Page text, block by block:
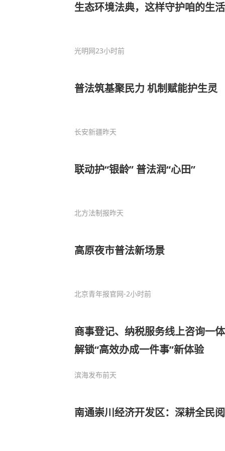
生态环境法典，这样守护咱的生活
光明网23小时前
普法筑基聚民力 机制赋能护生灵
长安新疆昨天
联动护“银龄” 普法润“心田”
北方法制报昨天
高原夜市普法新场景
北京青年报官网-2小时前
商事登记、纳税服务线上咨询一
解锁“高效办成一件事”新体验
滨海发布前天
南通崇川经济开发区：深耕全民